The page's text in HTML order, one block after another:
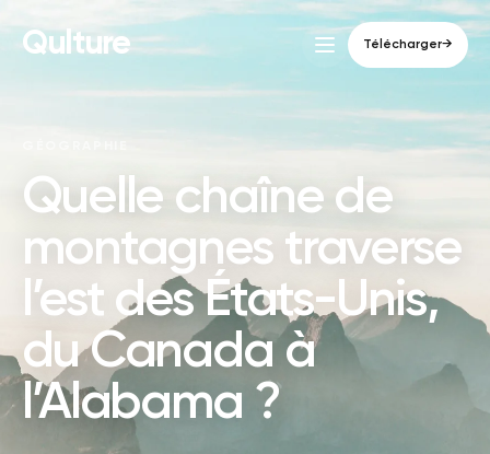
Qulture Télécharger→
Quelle chaîne de
montagnes traverse
l’est des États-Unis,
du Canada à
l’Alabama ?